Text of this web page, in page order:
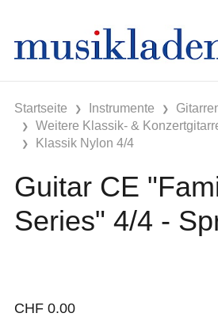
Startseite Instrumente
Weitere Klassik- &
Klassik Nylon 4/4
Guitar CE
Series" 4/4 -
CHF 0.00